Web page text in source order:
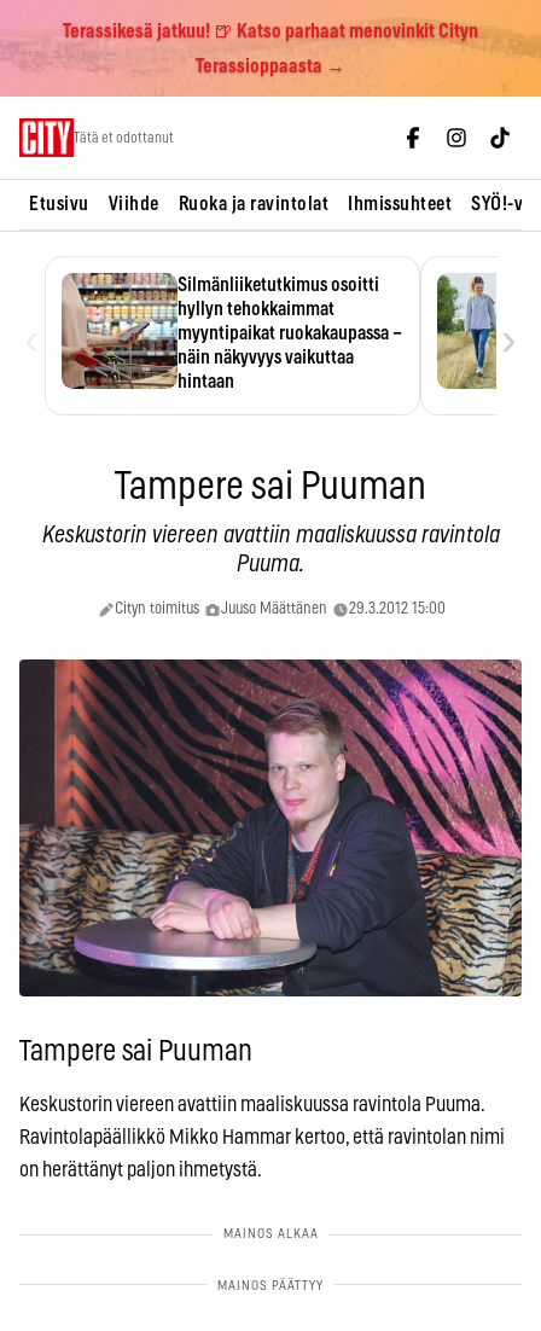
Terassikesä jatkuu! 🍺 Katso parhaat menovinkit Cityn
Terassioppaasta →
Tätä et odottanut
Etusivu Viihde Ruoka ja ravintolat Ihmissuhteet SYÖ!-
Silmänliiketutkimus osoitti
hyllyn tehokkaimmat
myyntipaikat ruokakaupassa –
näin näkyvyys vaikuttaa
hintaan
›
Tampere sai Puuman
Keskustorin viereen avattiin maaliskuussa ravintola
Puuma.
Cityn toimitus Juuso Määttänen 29.3.2012 15:00
Tampere sai Puuman
Keskustorin viereen avattiin maaliskuussa ravintola Puuma.
Ravintolapäällikkö Mikko Hammar kertoo, että ravintolan nimi
on herättänyt paljon ihmetystä.